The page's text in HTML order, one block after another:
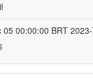
05 00:00:00 BRT